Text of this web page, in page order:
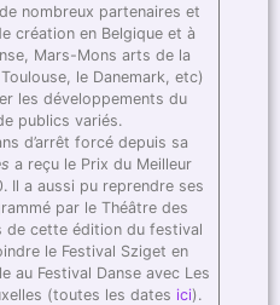
nombreux partenaires et
création en Belgique et à
Mars-Mons arts de la
le Danemark, etc)
les développements du
publics variés.
d’arrêt forcé depuis sa
a reçu le Prix du Meilleur
Il a aussi pu reprendre ses
par le Théâtre des
de cette édition du festival
le Festival Sziget en
au Festival Danse avec Les
(toutes les dates ici).